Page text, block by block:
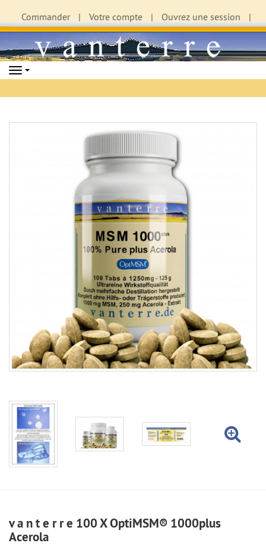
Commander Votre compte Ouvrez une session
Navigation
v a n t e r r e 100 X OptiMSM® 1000plus
Acerola